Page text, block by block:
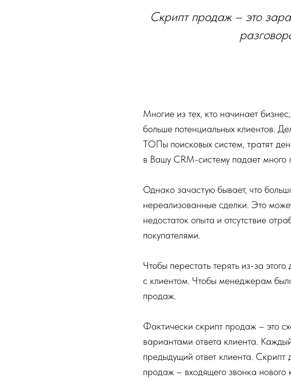
Скрипт продаж – это
Многие из тех, кто начинает
больше потенциальных клиентов.
ТОПы поисковых систем, тратят
в Вашу CRM-систему падает много
Однако зачастую бывает, что
нереализованные сделки. Это
недостаток опыта и отсутствие
покупателями.
Чтобы перестать терять из-за
с клиентом. Чтобы менеджерам
продаж.
Фактически скрипт продаж – это
вариантами ответа клиента.
предыдущий ответ клиента.
продаж – входящего звонка нового